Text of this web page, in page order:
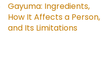
Gayuma: Ingredients,
How It Affects a Person,
and Its Limitations